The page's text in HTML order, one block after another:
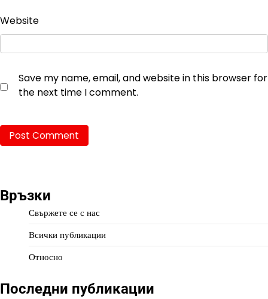
Website
Save my name, email, and website in this browser for
the next time I comment.
Връзки
Свържете се с нас
Всички публикации
Относно
Последни публикации